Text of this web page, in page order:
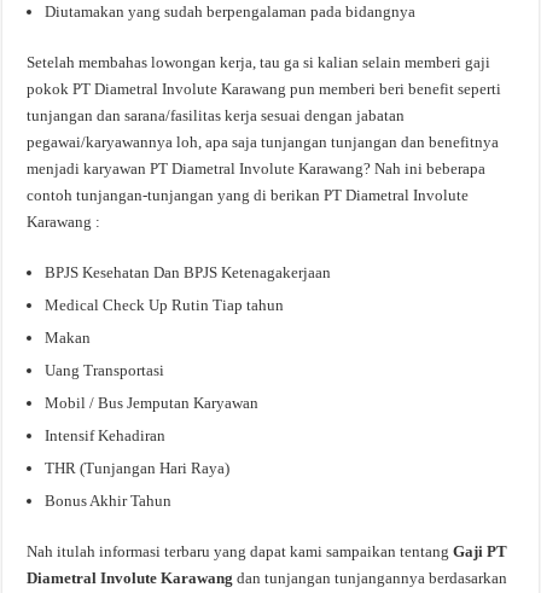
Diutamakan yang sudah berpengalaman pada bidangnya
Setelah membahas lowongan kerja, tau ga si kalian selain memberi gaji
pokok PT Diametral Involute Karawang pun memberi beri benefit seperti
tunjangan dan sarana/fasilitas kerja sesuai dengan jabatan
pegawai/karyawannya loh, apa saja tunjangan tunjangan dan benefitnya
menjadi karyawan PT Diametral Involute Karawang? Nah ini beberapa
contoh tunjangan-tunjangan yang di berikan PT Diametral Involute
Karawang :
BPJS Kesehatan Dan BPJS Ketenagakerjaan
Medical Check Up Rutin Tiap tahun
Makan
Uang Transportasi
Mobil / Bus Jemputan Karyawan
Intensif Kehadiran
THR (Tunjangan Hari Raya)
Bonus Akhir Tahun
Nah itulah informasi terbaru yang dapat kami sampaikan tentangGaji PT
Diametral Involute Karawang dan tunjangan tunjangannya berdasarkan